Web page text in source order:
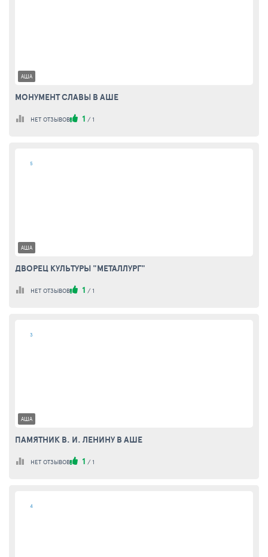
АША
МОНУМЕНТ СЛАВЫ В АШЕ
НЕТ ОТЗЫВОВ 1 / 1
5
АША
ДВОРЕЦ КУЛЬТУРЫ "МЕТАЛЛУРГ"
НЕТ ОТЗЫВОВ 1 / 1
3
АША
ПАМЯТНИК В. И. ЛЕНИНУ В АШЕ
НЕТ ОТЗЫВОВ 1 / 1
4